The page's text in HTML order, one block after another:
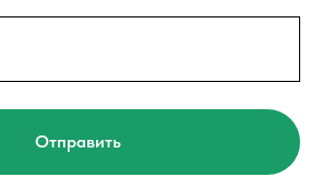
Отправить